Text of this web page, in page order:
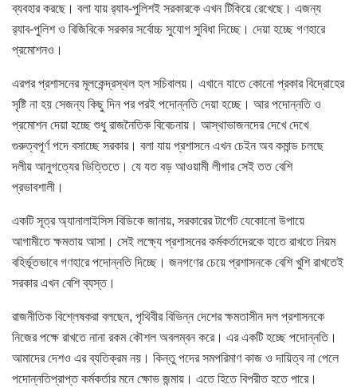
ব্যবহার করছে। বলা যায় র‌্যাব-পুলিশই সরকারকে এখন টিকিয়ে রেখেছে। এজন্য
র‌্যাব-পুলিশ ও বিজিবিকে সরকার সর্বোচ্চ সুযোগ সুবিধা দিচ্ছে। দেয়া হচ্ছে গণহারে
প্রমোশনও।
এরপর প্রশাসনের মূলকেন্দ্রস্থল হল সচিবালয়। এখানে যাতে কোনো প্রকার বিদ্রোহের
সৃষ্টি না হয় সেজন্য কিছু দিন পর পরই পদোন্নতি দেয়া হচ্ছে। আর পদোন্নতি ও
প্রমোশন দেয়া হচ্ছে শুধু রাজনৈতিক বিবেচনায়। আস্থাভাজনদের দেখে দেখে
গুরুত্বপূর্ণ পদে বসাচ্ছে সরকার। বলা যায় প্রশাসনে এখন চেইন অব কমান্ড চলছে
দলীয় আনুগত্যের ভিত্তিতে। যে যত বড় আওয়ামী লীগার সেই তত বেশি
প্রভাবশালী।
একটি সূত্র অ্যানালাইসিস বিডিকে জানায়, সরকারের টার্গেট যেকোনো উপায়ে
আগামীতে ক্ষমতায় আসা। সেই লক্ষ্যে প্রশাসনের কর্মকর্তাদেরকে হাতে রাখতে নিয়ম
বহির্ভূতভাবে গণহারে পদোন্নতি দিচ্ছে। জনগণের চেয়ে প্রশাসনকে বেশি খুশি রাখতেই
সরকার এখন বেশি ব্যস্ত।
রাজনীতিক বিশ্লেষকরা বলছেন, পৃথিবীর বিভিন্ন দেশের ক্ষমতাসীন দল প্রশাসনকে
নিজের পক্ষে রাখতে নানা রকম কৌশল অবলম্বন করে। এর একটি হচ্ছে পদোন্নতি।
আমাদের দেশও এর ব্যতিক্রম নয়। কিন্তু পদের সমপরিমাণ কাজ ও দায়িত্ব না পেলে
পদোন্নতিপ্রাপ্ত কর্মকর্তার মনে ক্ষোভ জন্মায়। এতে হিতে বিপরীত হতে পারে।